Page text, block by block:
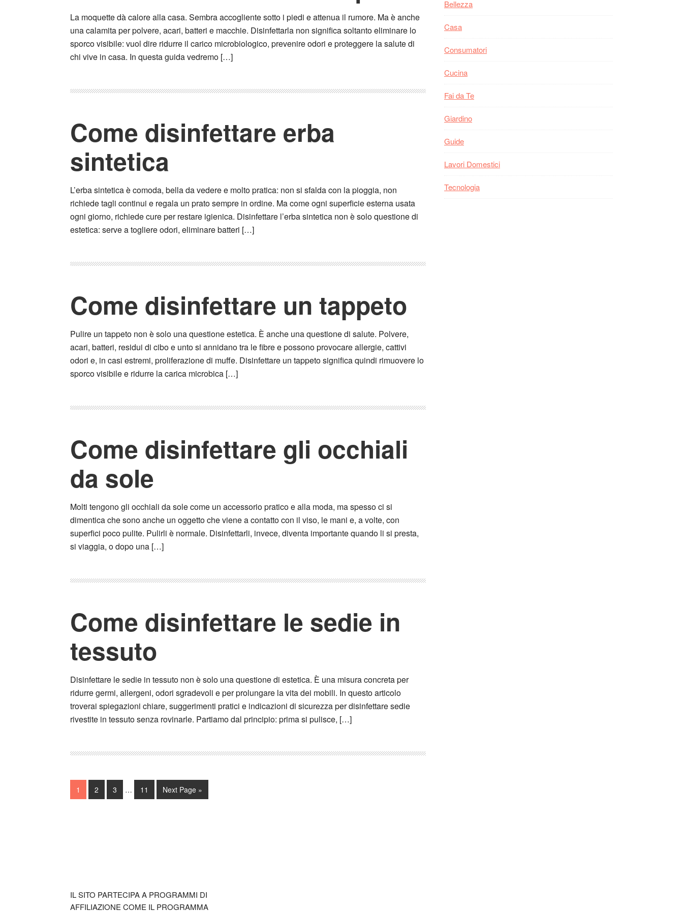
La moquette dà calore alla casa. Sembra accogliente sotto i piedi e attenua il rumore. Ma è anche
una calamita per polvere, acari, batteri e macchie. Disinfettarla non significa soltanto eliminare lo
sporco visibile: vuol dire ridurre il carico microbiologico, prevenire odori e proteggere la salute di
chi vive in casa. In questa guida vedremo […]
Come disinfettare erba
sintetica
L’erba sintetica è comoda, bella da vedere e molto pratica: non si sfalda con la pioggia, non
richiede tagli continui e regala un prato sempre in ordine. Ma come ogni superficie esterna usata
ogni giorno, richiede cure per restare igienica. Disinfettare l’erba sintetica non è solo questione di
estetica: serve a togliere odori, eliminare batteri […]
Come disinfettare un tappeto
Pulire un tappeto non è solo una questione estetica. È anche una questione di salute. Polvere,
acari, batteri, residui di cibo e unto si annidano tra le fibre e possono provocare allergie, cattivi
odori e, in casi estremi, proliferazione di muffe. Disinfettare un tappeto significa quindi rimuovere lo
sporco visibile e ridurre la carica microbica […]
Come disinfettare gli occhiali
da sole
Molti tengono gli occhiali da sole come un accessorio pratico e alla moda, ma spesso ci si
dimentica che sono anche un oggetto che viene a contatto con il viso, le mani e, a volte, con
superfici poco pulite. Pulirli è normale. Disinfettarli, invece, diventa importante quando li si presta,
si viaggia, o dopo una […]
Come disinfettare le sedie in
tessuto
Disinfettare le sedie in tessuto non è solo una questione di estetica. È una misura concreta per
ridurre germi, allergeni, odori sgradevoli e per prolungare la vita dei mobili. In questo articolo
troverai spiegazioni chiare, suggerimenti pratici e indicazioni di sicurezza per disinfettare sedie
rivestite in tessuto senza rovinarle. Partiamo dal principio: prima si pulisce, […]
Page
1 Page
2 Page
3
Interim
… Page
11
Go
to
Next Page »
Bellezza
Casa
Consumatori
Cucina
Fai da Te
Giardino
Guide
Lavori Domestici
Tecnologia
Footer
IL SITO PARTECIPA A PROGRAMMI DI
AFFILIAZIONE COME IL PROGRAMMA